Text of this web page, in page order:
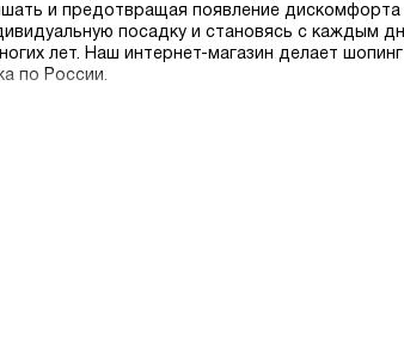
и предотвращая появление
посадку и становясь с каждым
лет. Наш интернет-магазин делает
по России.